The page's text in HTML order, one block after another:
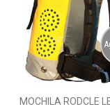
MOCHILA RODCLE